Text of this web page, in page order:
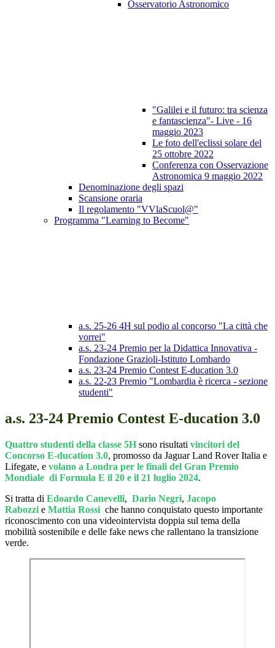
Osservatorio Astronomico
"Galilei e il futuro: tra scienza
e fantascienza"- Live - 16
maggio 2023
Le foto dell'eclissi solare del
25 ottobre 2022
Conferenza con Osservazione
Astronomica 9 maggio 2022
Denominazione degli spazi
Scansione oraria
Il regolamento "VVlaScuol@"
Programma "Learning to Become"
a.s. 25-26 4H sul podio al concorso "La città che
vorrei"
a.s. 23-24 Premio per la Didattica Innovativa -
Fondazione Grazioli-Istituto Lombardo
a.s. 23-24 Premio Contest E-ducation 3.0
a.s. 22-23 Premio "Lombardia è ricerca - sezione
studenti"
a.s. 23-24 Premio Contest E-ducation 3.0
Quattro studenti della classe 5H sono risultati vincitori del
Concorso E-ducation 3.0, promosso da Jaguar Land Rover Italia e
Lifegate, e volano a Londra per le finali del Gran Premio
Mondiale di Formula E il 20 e il 21 luglio 2024.
Si tratta di Edoardo Canevelli, Dario Negri, Jacopo
Rabozzi e Mattia Rossi che hanno conquistato questo importante
riconoscimento con una videointervista doppia sul tema della
mobilità sostenibile e delle fake news che rallentano la transizione
verde.